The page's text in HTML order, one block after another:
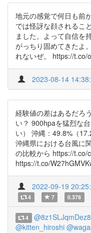
地元の感覚で何日も前
では怪訝な顔されるこ
ました。よって自信を
がっちり固めてきたよ
れないぜ。 https://t.co/
2023-08-14
経験値の差はあるだろ
い？ 900hpaを猛烈な
い） 沖縄：49.8%（
沖縄県における台風に
の比較から https://t.co/
https://t.co/
2022-09-19
4 7 0.378
4
@kitten_hiroshi